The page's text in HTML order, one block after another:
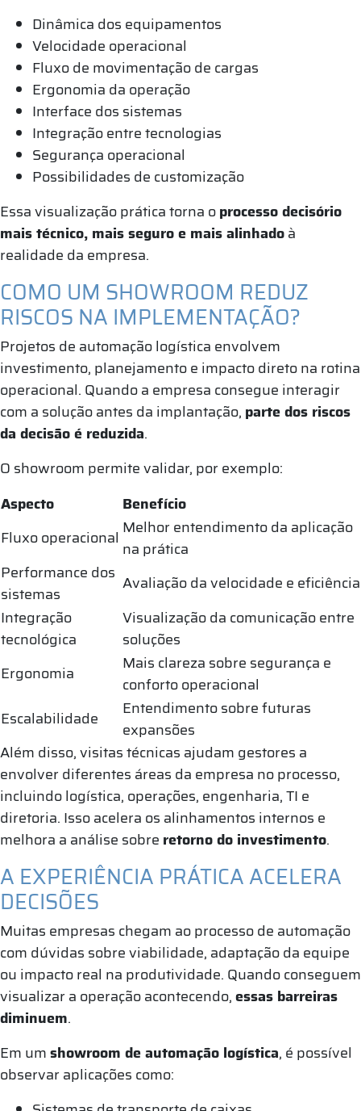
Dinâmica dos equipamentos
Velocidade operacional
Fluxo de movimentação de cargas
Ergonomia da operação
Interface dos sistemas
Integração entre tecnologias
Segurança operacional
Possibilidades de customização
Essa visualização prática torna oprocesso decisório
mais técnico, mais seguro e mais alinhadoà
realidade da empresa.
COMO UM SHOWROOM REDUZ
RISCOS NA IMPLEMENTAÇÃO?
Projetos de automação logística envolvem
investimento, planejamento e impacto direto na rotina
operacional. Quando a empresa consegue interagir
com a solução antes da implantação, parte dos riscos
da decisão é reduzida.
O showroom permite validar, por exemplo:
Aspecto
Benefício
Fluxo operacional Melhor entendimento da aplicação
na prática
Performance dos
sistemas
Avaliação da velocidade e eficiência
Integração
tecnológica
Visualização da comunicação entre
soluções
Ergonomia
Mais clareza sobre segurança e
conforto operacional
Escalabilidade
Entendimento sobre futuras
expansões
Além disso, visitas técnicas ajudam gestores a
envolver diferentes áreas da empresa no processo,
incluindo logística, operações, engenharia, TI e
diretoria. Isso acelera os alinhamentos internos e
melhora a análise sobre retorno do investimento.
A EXPERIÊNCIA PRÁTICA ACELERA
DECISÕES
Muitas empresas chegam ao processo de automação
com dúvidas sobre viabilidade, adaptação da equipe
ou impacto real na produtividade. Quando conseguem
visualizar a operação acontecendo,essas barreiras
diminuem.
Em umshowroom de automação logística, é possível
observar aplicações como: